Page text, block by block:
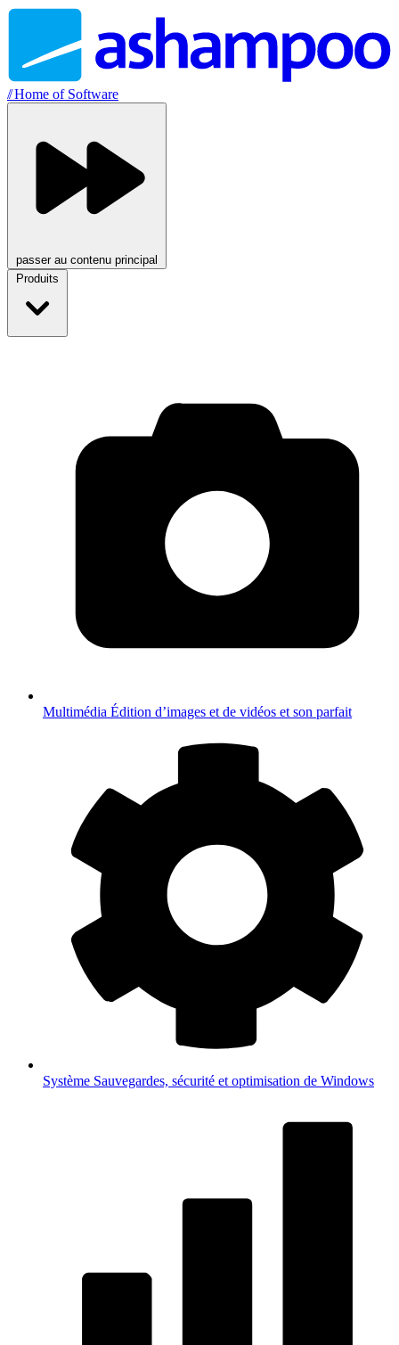
//Home of Software
passer au contenu principal
Produits
Multimédia Édition d’images et de vidéos et son parfait
Système Sauvegardes, sécurité et optimisation de Windows